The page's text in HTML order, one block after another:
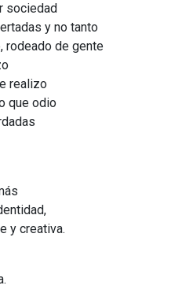
sociedad
y no tanto
rodeado de gente
realizo
que odio
y creativa.